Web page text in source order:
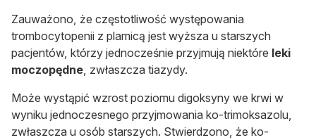
Zauważono, że częstotliwość występowania
trombocytopenii z plamicą jest wyższa u starszych
pacjentów, którzy jednocześnie przyjmują niektóre leki
moczopędne , zwłaszcza tiazydy.
Może wystąpić wzrost poziomu digoksyny we krwi w
wyniku jednoczesnego przyjmowania ko-trimoksazolu,
zwłaszcza u osób starszych. Stwierdzono, że ko-